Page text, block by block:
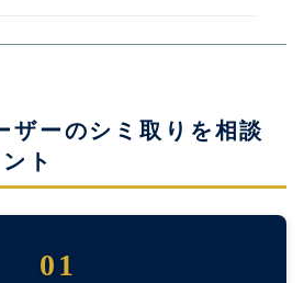
ザーのシミ取りを相談
ト
01